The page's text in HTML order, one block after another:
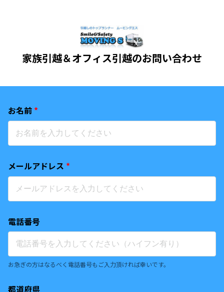
家族引越＆オフィス引越のお問い合わせ
お名前 *
メールアドレス *
電話番号
お急ぎの方はなるべく電話番号もご入力頂ければ幸いです。
都道府県